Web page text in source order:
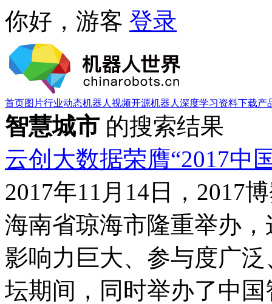
你好，游客 登录
首页图片行业动态机器人视频开源机器人 深度学习资料下载产
智慧城市 的搜索结果
云创大数据荣膺“2017中
2017年11月14日，2017
海南省琼海市隆重举办
影响力巨大、参与度广
坛期间，同时举办了中